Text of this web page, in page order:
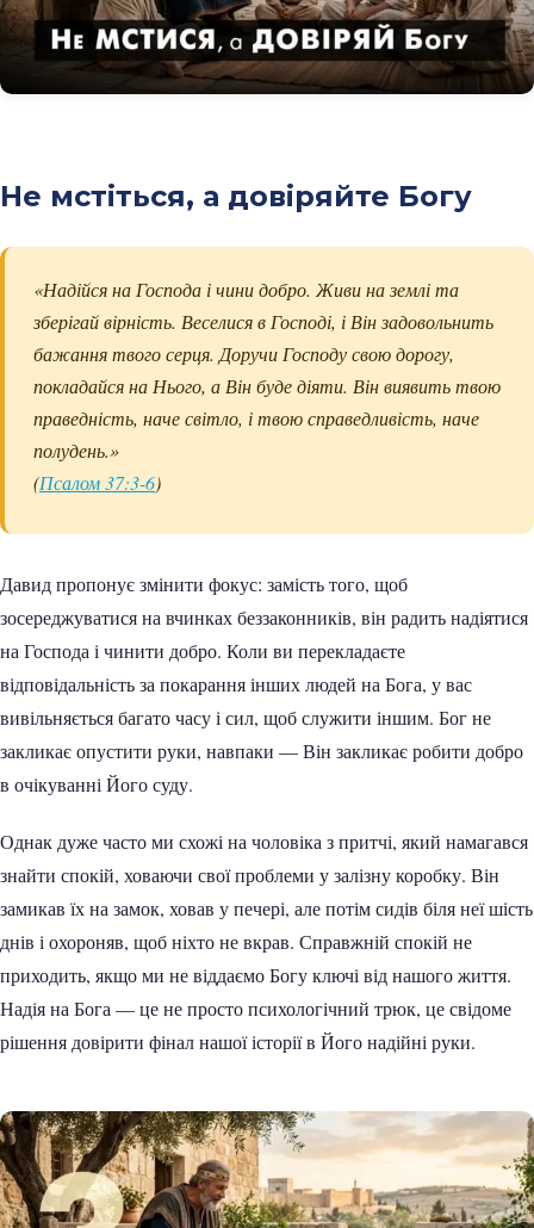
Не мстіться, а довіряйте Богу
«Надійся на Господа і чини добро. Живи на землі та
зберігай вірність. Веселися в Господі, і Він задовольнить
бажання твого серця. Доручи Господу свою дорогу,
покладайся на Нього, а Він буде діяти. Він виявить твою
праведність, наче світло, і твою справедливість, наче
полудень.»
(Псалом 37:3-6)
Давид пропонує змінити фокус: замість того, щоб
зосереджуватися на вчинках беззаконників, він радить надіятися
на Господа і чинити добро. Коли ви перекладаєте
відповідальність за покарання інших людей на Бога, у вас
вивільняється багато часу і сил, щоб служити іншим. Бог не
закликає опустити руки, навпаки — Він закликає робити добро
в очікуванні Його суду.
Однак дуже часто ми схожі на чоловіка з притчі, який намагався
знайти спокій, ховаючи свої проблеми у залізну коробку. Він
замикав їх на замок, ховав у печері, але потім сидів біля неї шість
днів і охороняв, щоб ніхто не вкрав. Справжній спокій не
приходить, якщо ми не віддаємо Богу ключі від нашого життя.
Надія на Бога — це не просто психологічний трюк, це свідоме
рішення довірити фінал нашої історії в Його надійні руки.